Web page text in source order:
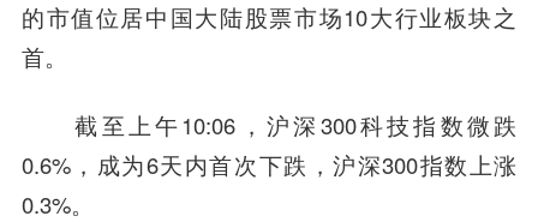
的市值位居中国大陆股票市场10大行业板块之
首。
截至上午10:06，沪深300科技指数微跌
0.6%，成为6天内首次下跌，沪深300指数上涨
0.3%。